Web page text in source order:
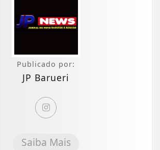
Publicado por:
JP Barueri
Saiba Mais